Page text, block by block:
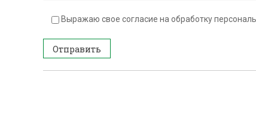
Выражаю свое согласие на обработку